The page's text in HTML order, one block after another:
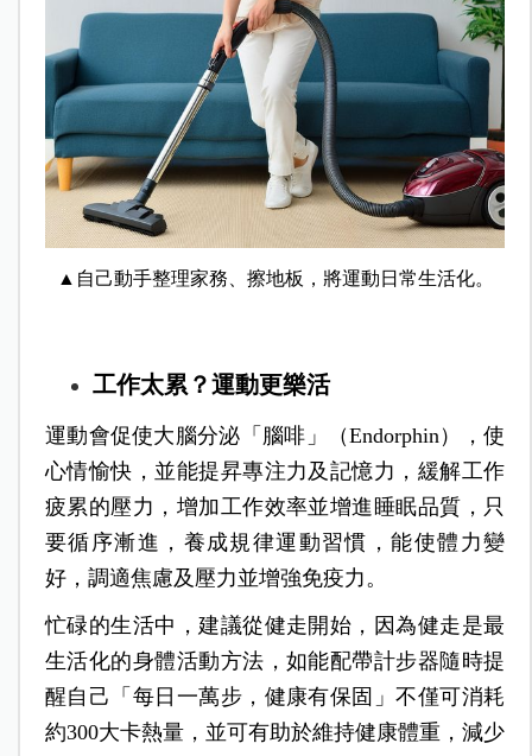
▲自己動手整理家務、擦地板，將運動日常生活化。
工作太累？運動更樂活
運動會促使大腦分泌「腦啡」（Endorphin），使
心情愉快，並能提昇專注力及記憶力，緩解工作
疲累的壓力，增加工作效率並增進睡眠品質，只
要循序漸進，養成規律運動習慣，能使體力變
好，調適焦慮及壓力並增強免疫力。
忙碌的生活中，建議從健走開始，因為健走是最
生活化的身體活動方法，如能配帶計步器隨時提
醒自己「每日一萬步，健康有保固」不僅可消耗
約300大卡熱量，並可有助於維持健康體重，減少